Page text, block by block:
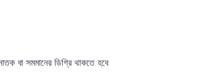
বা সমমানের ডিগ্রি থাকতে হবে